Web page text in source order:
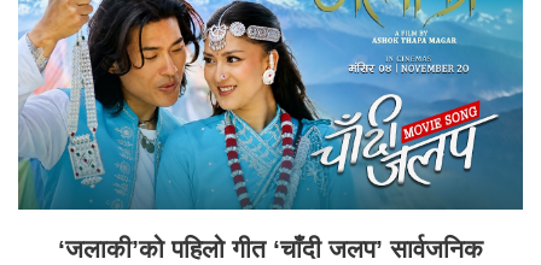
‘जलाकी’को पहिलो गीत ‘चाँदी जलप’ सार्वजनिक